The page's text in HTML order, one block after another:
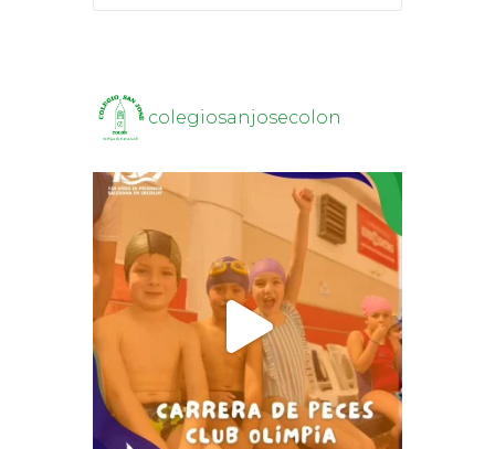
colegiosanjosecolon